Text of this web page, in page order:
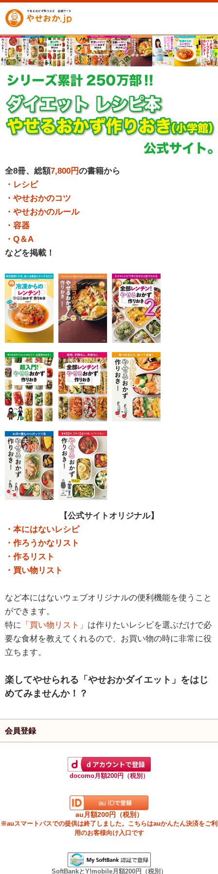
全8冊、総額7,800円の書籍から
・レシピ
・やせおかのコツ
・やせおかのルール
・容器
・Q＆A
などを掲載！
【公式サイトオリジナル】
・本にはないレシピ
・作ろうかなリスト
・作るリスト
・買い物リスト
など本にはないウェブオリジナルの便利機能を使うこと
ができます。
特に 「買い物リスト」 は作りたいレシピを選ぶだけで必
要な食材を教えてくれるので、お買い物の時に非常に役
立ちます。
楽してやせられる「やせおかダイエット」をはじ
めてみませんか！？
会員登録
docomo月額200円（税別）
au月額200円（税別）
※auスマートパスでの提供は終了しました。こちらはauかんたん決済をご利
用のお客様向け入口です
SoftBankとY!mobile月額200円（税別）